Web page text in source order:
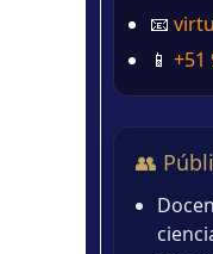
📧
📱 +51
👥